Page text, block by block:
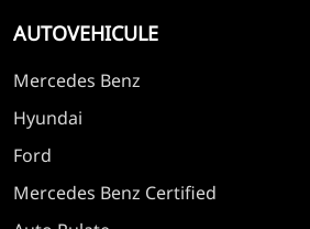
AUTOVEHICULE
Mercedes Benz
Hyundai
Ford
Mercedes Benz Certified